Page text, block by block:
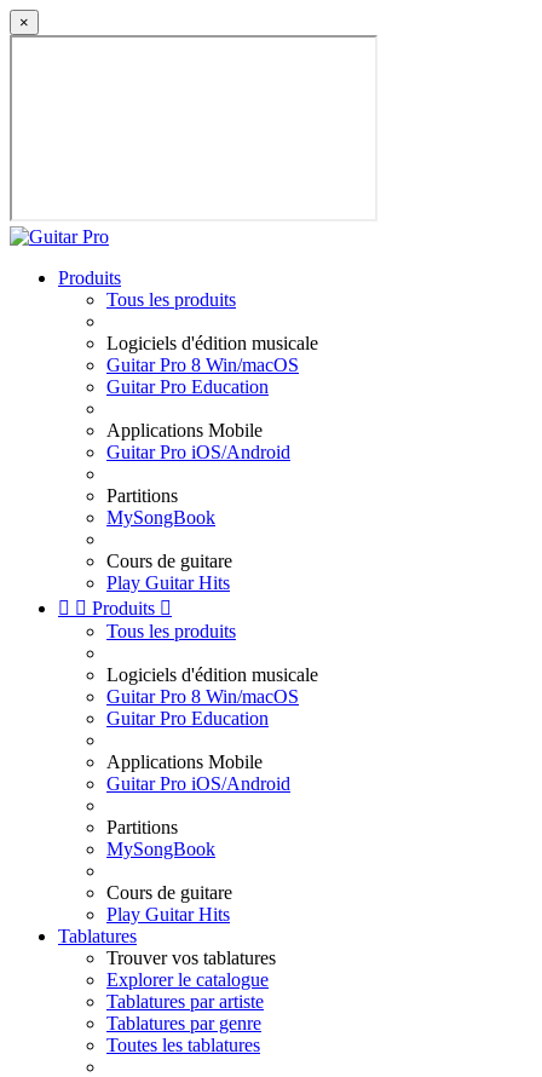
×
Produits
Tous les produits
Logiciels d'édition musicale
Guitar Pro 8 Win/macOS
Guitar Pro Education
Applications Mobile
Guitar Pro iOS/Android
Partitions
MySongBook
Cours de guitare
Play Guitar Hits
  Produits 
Tous les produits
Logiciels d'édition musicale
Guitar Pro 8 Win/macOS
Guitar Pro Education
Applications Mobile
Guitar Pro iOS/Android
Partitions
MySongBook
Cours de guitare
Play Guitar Hits
Tablatures
Trouver vos tablatures
Explorer le catalogue
Tablatures par artiste
Tablatures par genre
Toutes les tablatures